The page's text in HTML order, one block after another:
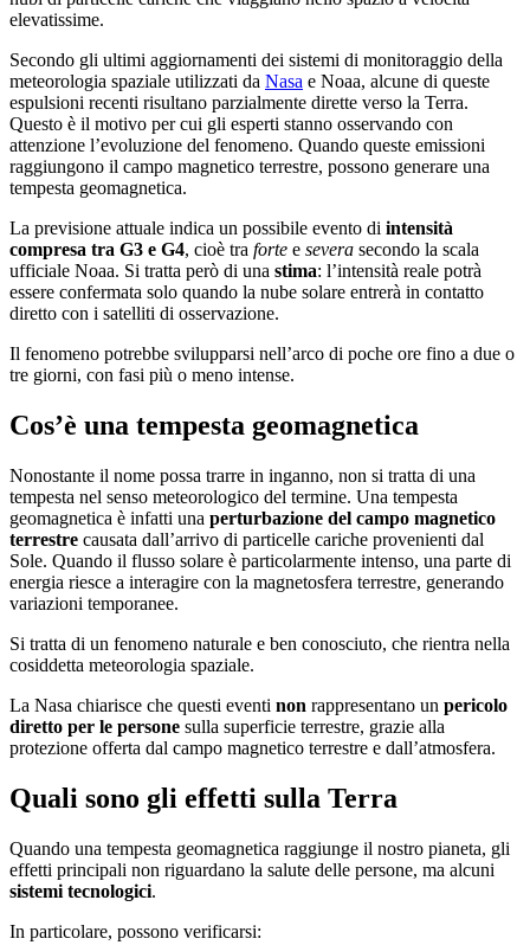
elevatissime.
Secondo gli ultimi aggiornamenti dei sistemi di monitoraggio della
meteorologia spaziale utilizzati da Nasa e Noaa, alcune di queste
espulsioni recenti risultano parzialmente dirette verso la Terra.
Questo è il motivo per cui gli esperti stanno osservando con
attenzione l’evoluzione del fenomeno. Quando queste emissioni
raggiungono il campo magnetico terrestre, possono generare una
tempesta geomagnetica.
La previsione attuale indica un possibile evento di intensità
compresa tra G3 e G4, cioè tra forte e severa secondo la scala
ufficiale Noaa. Si tratta però di una stima: l’intensità reale potrà
essere confermata solo quando la nube solare entrerà in contatto
diretto con i satelliti di osservazione.
Il fenomeno potrebbe svilupparsi nell’arco di poche ore fino a due o
tre giorni, con fasi più o meno intense.
Cos’è una tempesta geomagnetica
Nonostante il nome possa trarre in inganno, non si tratta di una
tempesta nel senso meteorologico del termine. Una tempesta
geomagnetica è infatti una perturbazione del campo magnetico
terrestre causata dall’arrivo di particelle cariche provenienti dal
Sole. Quando il flusso solare è particolarmente intenso, una parte di
energia riesce a interagire con la magnetosfera terrestre, generando
variazioni temporanee.
Si tratta di un fenomeno naturale e ben conosciuto, che rientra nella
cosiddetta meteorologia spaziale.
La Nasa chiarisce che questi eventi non rappresentano un pericolo
diretto per le persone sulla superficie terrestre, grazie alla
protezione offerta dal campo magnetico terrestre e dall’atmosfera.
Quali sono gli effetti sulla Terra
Quando una tempesta geomagnetica raggiunge il nostro pianeta, gli
effetti principali non riguardano la salute delle persone, ma alcuni
sistemi tecnologici.
In particolare, possono verificarsi: